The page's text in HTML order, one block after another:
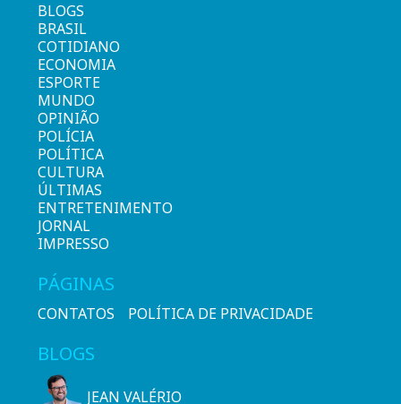
BLOGS
BRASIL
COTIDIANO
ECONOMIA
ESPORTE
MUNDO
OPINIÃO
POLÍCIA
POLÍTICA
CULTURA
ÚLTIMAS
ENTRETENIMENTO
JORNAL
IMPRESSO
PÁGINAS
CONTATOS POLÍTICA DE PRIVACIDADE
BLOGS
JEAN VALÉRIO